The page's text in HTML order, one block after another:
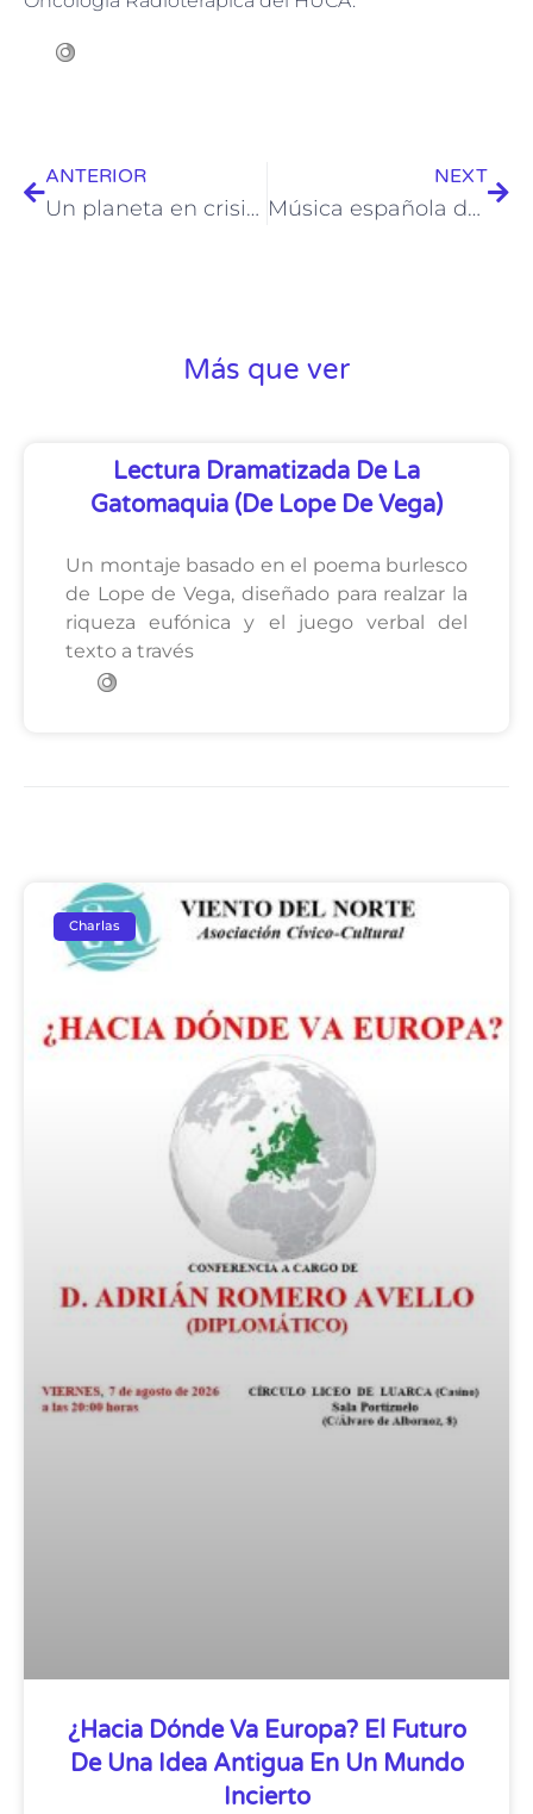
ANTERIOR
Un planeta en crisis: análisis y desafíos tecnológicos
NEXT
Música española del siglo XX
Más que ver
Lectura Dramatizada De La
Gatomaquia (de Lope De Vega)
Un montaje basado en el poema burlesco
de Lope de Vega, diseñado para realzar la
riqueza eufónica y el juego verbal del
texto a través
Charlas
¿Hacia Dónde Va Europa? El Futuro
De Una Idea Antigua En Un Mundo
Incierto